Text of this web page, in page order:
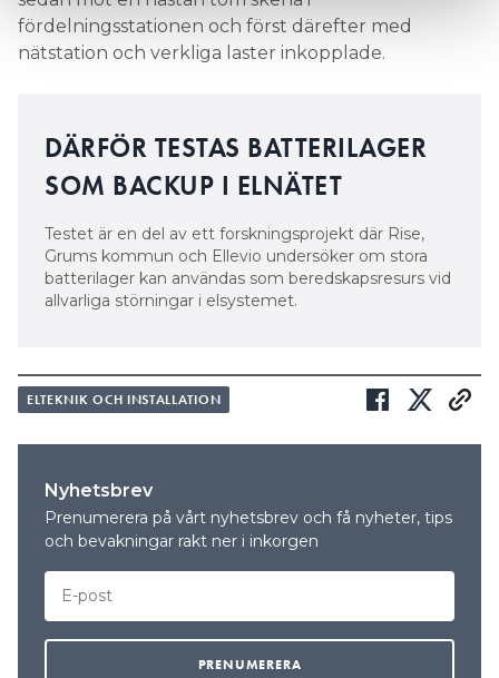
fördelningsstationen och först därefter med
nätstation och verkliga laster inkopplade.
DÄRFÖR TESTAS BATTERILAGER
SOM BACKUP I ELNÄTET
Testet är en del av ett forskningsprojekt där Rise,
Grums kommun och Ellevio undersöker om stora
batterilager kan användas som beredskapsresurs vid
allvarliga störningar i elsystemet.
ELTEKNIK OCH INSTALLATION
Nyhetsbrev
Prenumerera på vårt nyhetsbrev och få nyheter, tips
och bevakningar rakt ner i inkorgen